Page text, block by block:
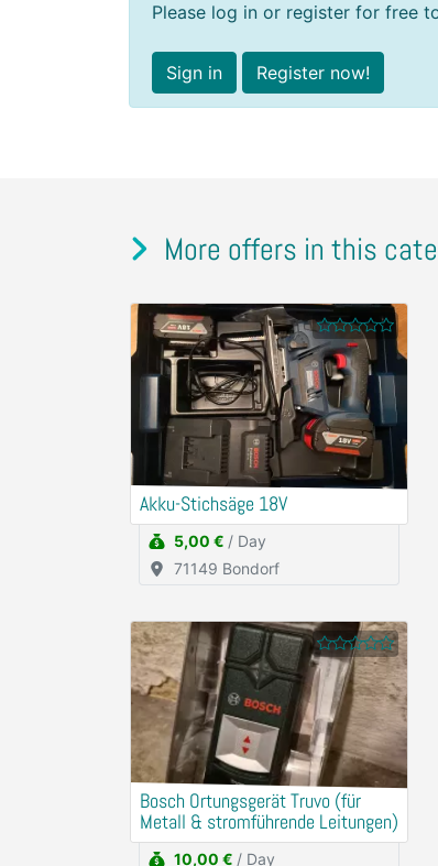
Please log in or register for free
Sign in Register now!
More offers in this
Akku-Stichsäge 18V
5,00 € / Day
71149 Bondorf
Bosch Ortungsgerät Truvo (für
Metall & stromführende Leitungen)
10,00 € / Day